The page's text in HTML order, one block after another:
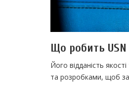
Що робить
Його відданість
та розробками, щоб